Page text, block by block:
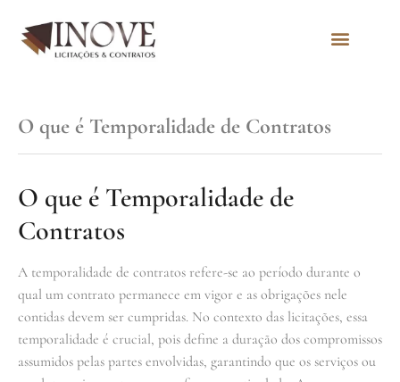
O que é Temporalidade de Contratos
O que é Temporalidade de
Contratos
A temporalidade de contratos refere-se ao período durante o
qual um contrato permanece em vigor e as obrigações nele
contidas devem ser cumpridas. No contexto das licitações, essa
temporalidade é crucial, pois define a duração dos compromissos
assumidos pelas partes envolvidas, garantindo que os serviços ou